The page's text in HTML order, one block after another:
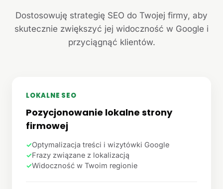
Dostosowuję strategię SEO do Twojej firmy, aby
skutecznie zwiększyć jej widoczność w Google i
przyciągnąć klientów.
LOKALNE SEO
Pozycjonowanie lokalne strony
firmowej
✓Optymalizacja treści i wizytówki Google
✓Frazy związane z lokalizacją
✓Widoczność w Twoim regionie